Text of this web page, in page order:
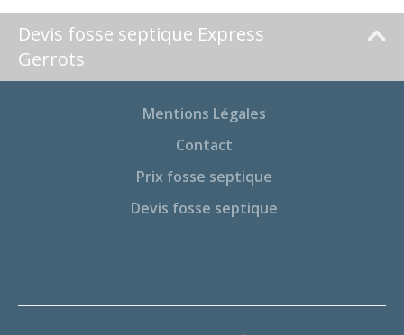
Devis fosse septique Express
Gerrots
Mentions Légales
Contact
Prix fosse septique
Devis fosse septique